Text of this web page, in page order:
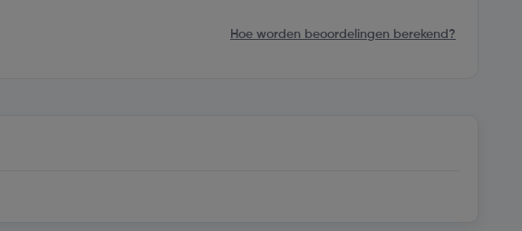
Hoe worden beoordelingen berekend?